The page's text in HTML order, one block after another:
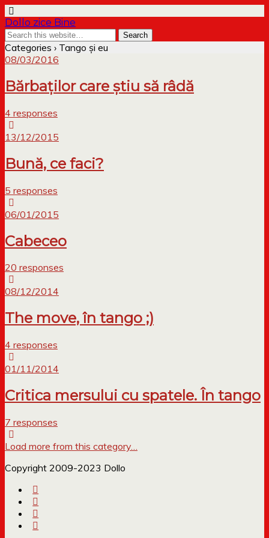
Dollo zice Bine
Categories › Tango și eu
08/03/2016
Bărbaților care știu să râdă
4 responses
13/12/2015
Bună, ce faci?
5 responses
06/01/2015
Cabeceo
20 responses
08/12/2014
The move, în tango ;)
4 responses
01/11/2014
Critica mersului cu spatele. În tango
7 responses
Load more from this category…
Copyright 2009-2023 Dollo